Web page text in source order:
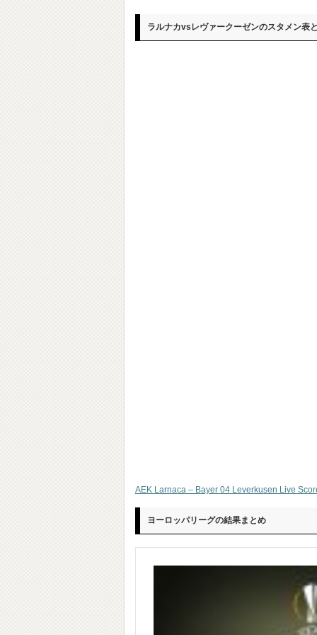
ラルナカvsレヴァークーゼンのスタメン表
AEK Larnaca – Bayer 04 Leverkusen Live
ヨーロッパリーグの結果まとめ